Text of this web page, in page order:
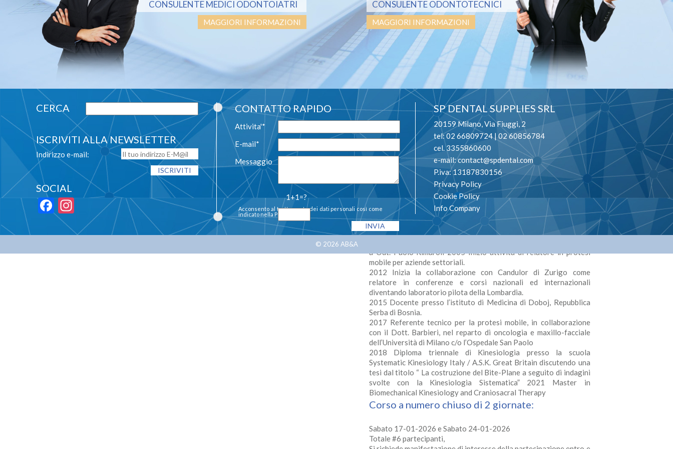
Prova montaggio e valutazione estetica,
Teniche di polimerizzazione.
Rifinitura protesi e lucidatura
Pratica : colorazione e zeppatura di sestina frontale con resine colorate.
CURRICULUM VITAEODT. Bracchi Walter
1982 Inizio l’ attività di odontotecnico c/o laboratorio
Odontoteam di Milano 1986 Responsabile del laboratorio di
protesi mobile
1987 Diploma di odontotecnico presso la scuola Cesare Correnti
di Milano 1991 Partecipa al corso sull’utiilizzo della metodica del
a Odt. Paolo Rimaroli 2005 Inizio attività di relatore in protesi
mobile per aziende settoriali.
2012 Inizia la collaborazione con Candulor di Zurigo come
relatore in conferenze e corsi nazionali ed internazionali
diventando laboratorio pilota della Lombardia.
2015 Docente presso l’istituto di Medicina di Doboj, Repubblica
Serba di Bosnia.
2017 Referente tecnico per la protesi mobile, in collaborazione
con il Dott. Barbieri, nel reparto di oncologia e maxillo-facciale
dell’Università di Milano c/o l’Ospedale San Paolo
2018 Diploma triennale di Kinesiologia presso la scuola
Systematic Kinesiology Italy / A.S.K. Great Britain discutendo una
tesi dal titolo “ La costruzione del Bite-Plane a seguito di indagini
svolte con la Kinesiologia Sistematica” 2021 Master in
Biomechanical Kinesiology and Craniosacral Therapy
Corso a numero chiuso di 2 giornate:
Sabato 17-01-2026 e Sabato 24-01-2026
Totale #6 partecipanti,
CONSULENTE MEDICI ODONTOIATRI
MAGGIORI INFORMAZIONI
CONSULENTE ODONTOTECNICI
MAGGIORI INFORMAZIONI
ISCRIVITI ALLA NEWSLETTER
Indirizzo e-mail:
SOCIAL
Facebook
Instagram
CONTATTO RAPIDO
Attivita'*
E-mail*
Messaggio
1+1=?
Acconsento al trattamento dei dati personali così come
indicato nella Privacy Policy
SP DENTAL SUPPLIES SRL
20159 Milano, Via Fiuggi, 2
tel: 02 66809724 | 02 60856784
cel. 3355860600
e-mail:contact@spdental.com
P.iva: 13187830156
Privacy Policy
Cookie Policy
Info Company
© 2026 AB&A